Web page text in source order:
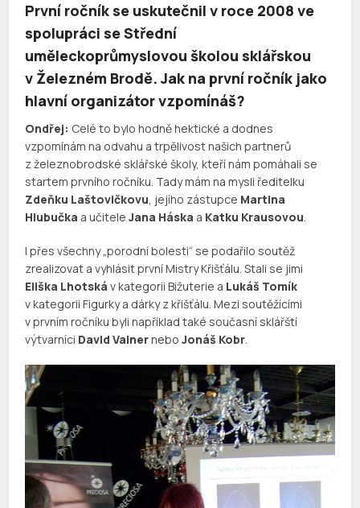
První ročník se uskutečnil v roce 2008 ve
spolupráci se Střední
uměleckoprůmyslovou školou sklářskou
v Železném Brodě. Jak na první ročník jako
hlavní organizátor vzpomínáš?
Ondřej: Celé to bylo hodně hektické a dodnes
vzpomínám na odvahu a trpělivost našich partnerů
z železnobrodské sklářské školy, kteří nám pomáhali se
startem prvního ročníku. Tady mám na mysli ředitelku
Zdeňku Laštovičkovu, jejího zástupce Martina
Hlubučka a učiteleJana Háska a Katku Krausovou.
I přes všechny „porodní bolesti“ se podařilo soutěž
zrealizovat a vyhlásit první Mistry Křišťálu. Stali se jimi
Eliška Lhotská v kategorii Bižuterie a Lukáš Tomík
v kategorii Figurky a dárky z křišťálu. Mezi soutěžícími
v prvním ročníku byli například také současní sklářští
výtvarníci David ValnerneboJonáš Kobr.